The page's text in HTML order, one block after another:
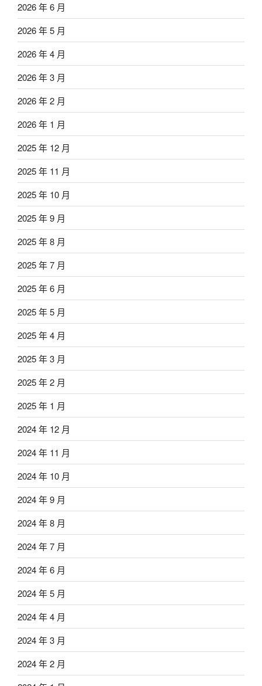
2026 年 6 月
2026 年 5 月
2026 年 4 月
2026 年 3 月
2026 年 2 月
2026 年 1 月
2025 年 12 月
2025 年 11 月
2025 年 10 月
2025 年 9 月
2025 年 8 月
2025 年 7 月
2025 年 6 月
2025 年 5 月
2025 年 4 月
2025 年 3 月
2025 年 2 月
2025 年 1 月
2024 年 12 月
2024 年 11 月
2024 年 10 月
2024 年 9 月
2024 年 8 月
2024 年 7 月
2024 年 6 月
2024 年 5 月
2024 年 4 月
2024 年 3 月
2024 年 2 月